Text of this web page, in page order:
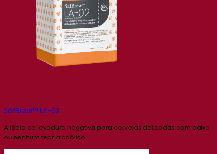
SafBrew™ LA-02
A ideia de levedura negativa para cervejas delicadas com baixo
ou nenhum teor alcoólico.